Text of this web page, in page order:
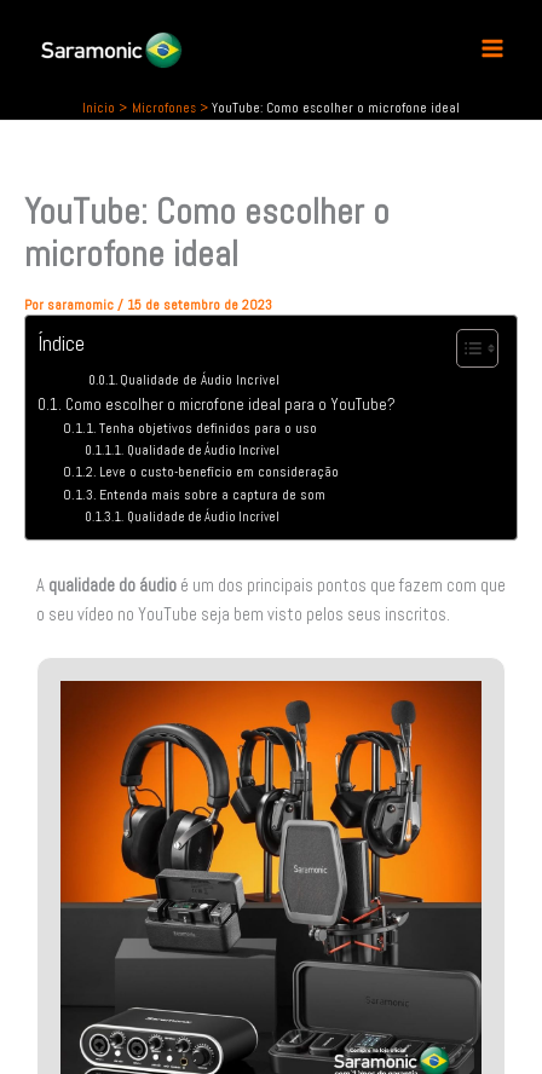
Início Microfones YouTube: Como escolher o microfone ideal
YouTube: Como escolher o
microfone ideal
Por saramomic / 15 de setembro de 2023
Índice
Qualidade de Áudio Incrível
Como escolher o microfone ideal para o YouTube?
Tenha objetivos definidos para o uso
Qualidade de Áudio Incrível
Leve o custo-benefício em consideração
Entenda mais sobre a captura de som
Qualidade de Áudio Incrível
A qualidade do áudio é um dos principais pontos que fazem com que
o seu vídeo no YouTube seja bem visto pelos seus inscritos.
r